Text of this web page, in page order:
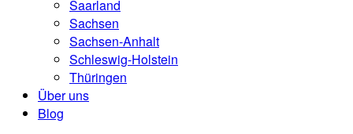
Saarland
Sachsen
Sachsen-Anhalt
Schleswig-Holstein
Thüringen
Über uns
Blog